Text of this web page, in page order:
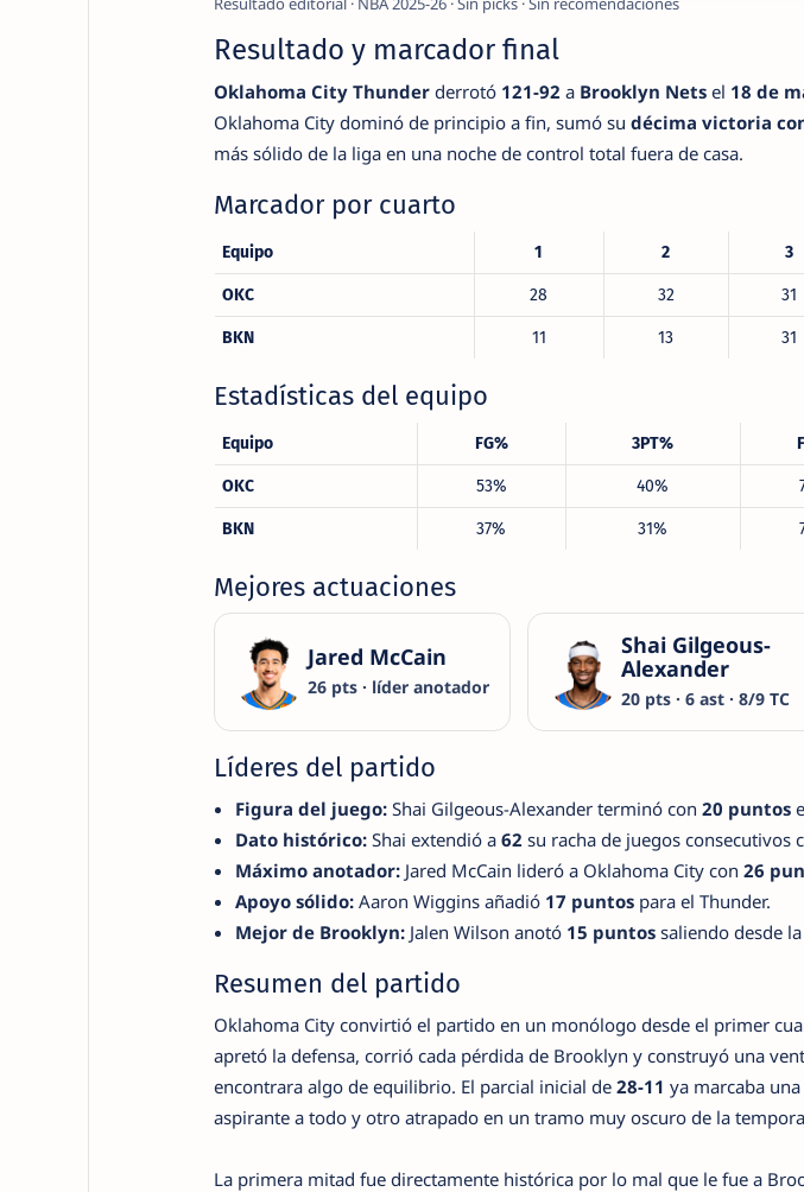
Resultado y marcador final
Oklahoma City Thunderderrotó 121-92 a Brooklyn Netsel 18 de
Oklahoma City dominó de principio a fin, sumó su décima victoria
más sólido de la liga en una noche de control total fuera de casa.
Marcador por cuarto
Equipo 1 2 3
OKC 28 32 31
BKN 11 13 31
Estadísticas del equipo
Equipo FG% 3PT%
OKC 53% 40%
BKN 37% 31%
Mejores actuaciones
Jared McCain
26 pts · líder anotador
Shai Gilgeous-
Alexander
20 pts · 6 ast · 8/9 TC
Líderes del partido
Figura del juego:Shai Gilgeous-Alexander terminó con 20 puntos
Dato histórico:Shai extendió a 62 su racha de juegos consecutivos
Máximo anotador:Jared McCain lideró a Oklahoma City con 26
Apoyo sólido:Aaron Wiggins añadió 17 puntospara el Thunder.
Mejor de Brooklyn:Jalen Wilson anotó 15 puntossaliendo desde la
Resumen del partido
Oklahoma City convirtió el partido en un monólogo desde el primer
apretó la defensa, corrió cada pérdida de Brooklyn y construyó una
encontrara algo de equilibrio. El parcial inicial de 28-11 ya marcaba
aspirante a todo y otro atrapado en un tramo muy oscuro de la
La primera mitad fue directamente histórica por lo mal que le fue a